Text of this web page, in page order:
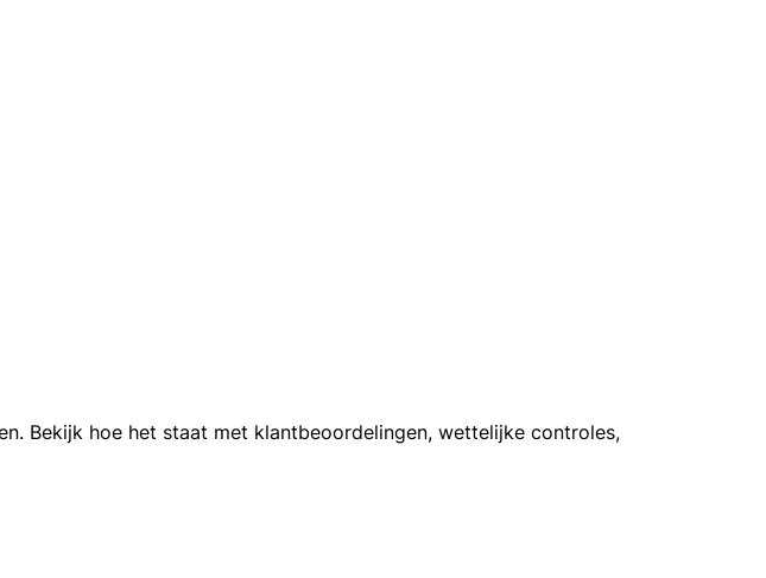
Bekijk hoe het staat met klantbeoordelingen, wettelijke controles,